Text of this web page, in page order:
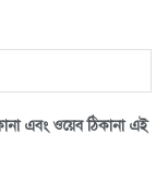
এবং ওয়েব ঠিকানা এই